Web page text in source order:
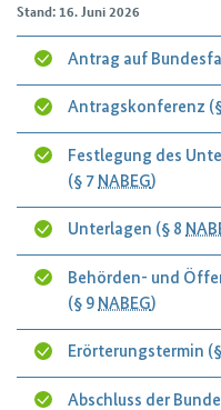
Stand: 16. Juni 2026
Antrag auf
Antragskonferenz
Festlegung des
(§ 7 NABEG)
Unterlagen (§ 8
Behörden- und
(§ 9 NABEG)
Erörterungstermin
Abschluss der